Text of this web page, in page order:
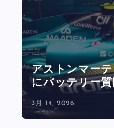
アストンマー
にバッテリー質
3月 14, 2026